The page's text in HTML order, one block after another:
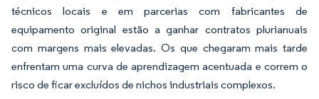
técnicos locais e em parcerias com fabricantes de
equipamento original estão a ganhar contratos plurianuais
com margens mais elevadas. Os que chegaram mais tarde
enfrentam uma curva de aprendizagem acentuada e correm o
risco de ficar excluídos de nichos industriais complexos.